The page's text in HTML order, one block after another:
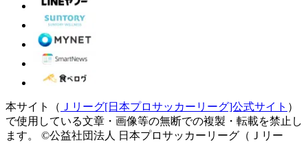
本サイト（ Ｊリーグ[日本プロサッカーリーグ]公式サイト ）
で使用している文章・画像等の無断での複製・転載を禁止し
ます。
©公益社団法人 日本プロサッカーリーグ（Ｊリー